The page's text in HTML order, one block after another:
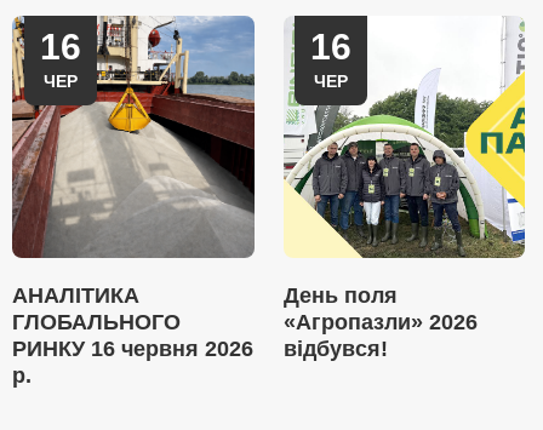
16
ЧЕР
АНАЛІТИКА
ГЛОБАЛЬНОГО
РИНКУ 16 червня 2026
р.
16
ЧЕР
День поля
«Агропазли» 2026
відбувся!